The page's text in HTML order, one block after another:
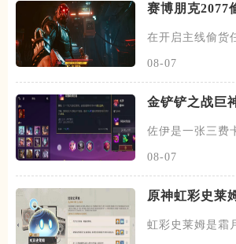
赛博朋克2077
在开启主线偷货
08-07
金铲铲之战巨
佐伊是一张三费
08-07
原神虹彩史莱
虹彩史莱姆是霜